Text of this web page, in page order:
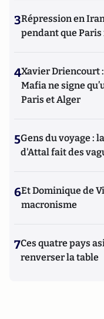
3Répression en
pendant que
4Xavier Driencourt
Mafia ne signe
Paris et Alger
5Gens du voyage :
d'Attal fait des
6Et Dominique de
macronisme
7Ces quatre pays
renverser la table